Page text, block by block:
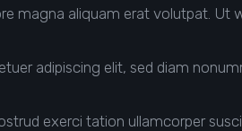
magna aliquam erat volutpat. Ut
adipiscing elit, sed diam
exerci tation ullamcorper